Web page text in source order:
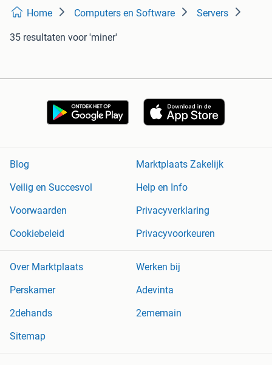
Home Computers en Software Servers
35 resultaten voor 'miner'
Blog
Marktplaats Zakelijk
Veilig en Succesvol
Help en Info
Voorwaarden
Privacyverklaring
Cookiebeleid
Privacyvoorkeuren
Over Marktplaats
Werken bij
Perskamer
Adevinta
2dehands
2ememain
Sitemap